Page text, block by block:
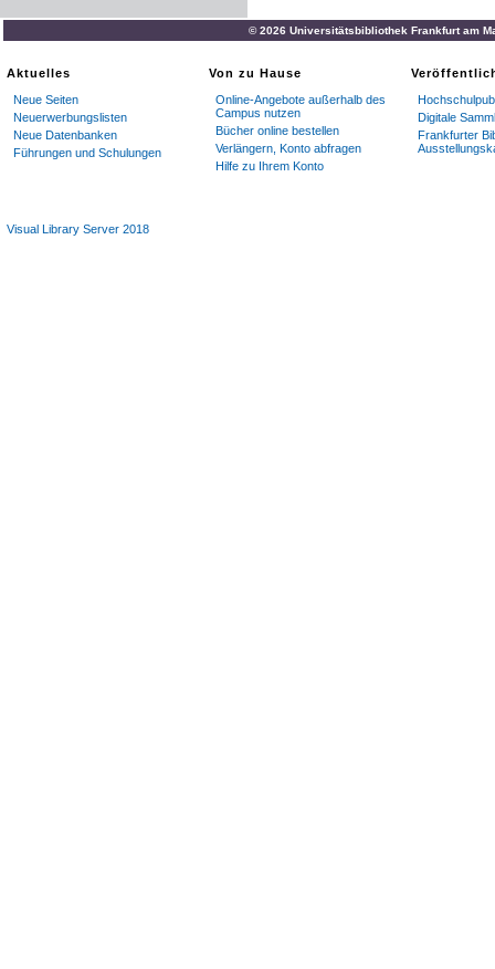
© 2026 Universitätsbibliothek Frankfurt am
Aktuelles
Neue Seiten
Neuerwerbungslisten
Neue Datenbanken
Führungen und Schulungen
Von zu Hause
Online-Angebote außerhalb des
Campus nutzen
Bücher online bestellen
Verlängern, Konto abfragen
Hilfe zu Ihrem Konto
Digitale
Frankfurter
Visual Library Server 2018